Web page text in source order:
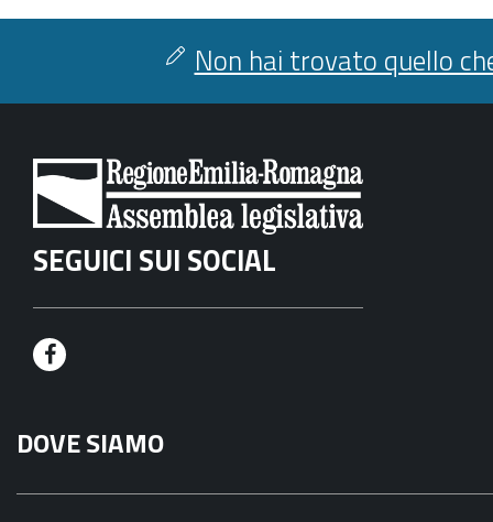
Non hai trovato quello
SEGUICI SUI SOCIAL
F
c
e
DOVE SIAMO